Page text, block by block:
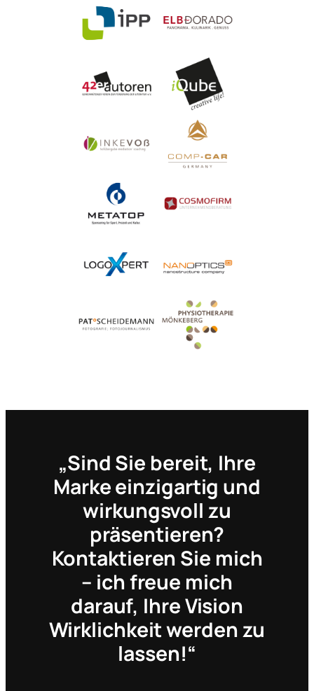
„Sind Sie bereit, Ihre
Marke einzigartig und
wirkungsvoll zu
präsentieren?
Kontaktieren Sie mich
– ich freue mich
darauf, Ihre Vision
Wirklichkeit werden zu
lassen!“